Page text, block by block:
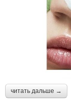
читать дальше →